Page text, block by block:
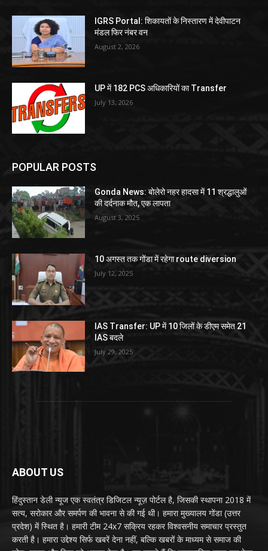
IGRS Portal: शिकायतों के निस्तारण में देवीपाटन
मंडल फिर नंबर वन
August 2, 2026
UP में 182 PCS अधिकारियों का Transfer
July 13, 2026
POPULAR POSTS
Gonda News: बोलेरो नहर हादसा में 11 श्रद्धालुओं
की दर्दनाक मौत, एक लापता
August 3, 2025
10 अगस्त तक गोंडा में रहेगा route diversion
July 12, 2025
IAS Transfer: UP में 10 जिलों के डीएम समेत 21
IAS बदले
July 29, 2025
ABOUT US
हिंदुस्तान डेली न्यूज एक स्वतंत्र डिजिटल न्यूज़ पोर्टल है, जिसकी स्थापना 2018 में
सत्य, सरोकार और समर्पण की भावना से की गई थी। हमारा मुख्यालय गोंडा (उत्तर
प्रदेश) में स्थित है। हमारी टीम 24x7 सक्रिय रहकर विश्वसनीय समाचार प्रस्तुत
करती है। हमारा उद्देश्य सिर्फ खबरें देना नहीं, बल्कि खबरों के माध्यम से समाज की